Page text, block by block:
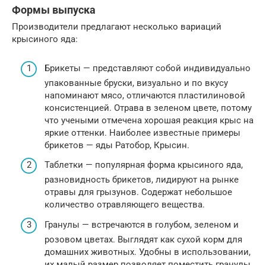
Формы выпуска
Производители предлагают несколько вариаций
крысиного яда:
Брикеты — представляют собой индивидуально
упакованные бруски, визуально и по вкусу
напоминают мясо, отличаются пластилиновой
консистенцией. Отрава в зеленом цвете, потому
что учеными отмечена хорошая реакция крыс на
яркие оттенки. Наиболее известные примеры
брикетов — яды Ратобор, Крысин.
Таблетки — популярная форма крысиного яда,
разновидность брикетов, лидируют на рынке
отравы для грызунов. Содержат небольшое
количество отравляющего вещества.
Гранулы — встречаются в голубом, зеленом и
розовом цветах. Выглядят как сухой корм для
домашних животных. Удобны в использовании,